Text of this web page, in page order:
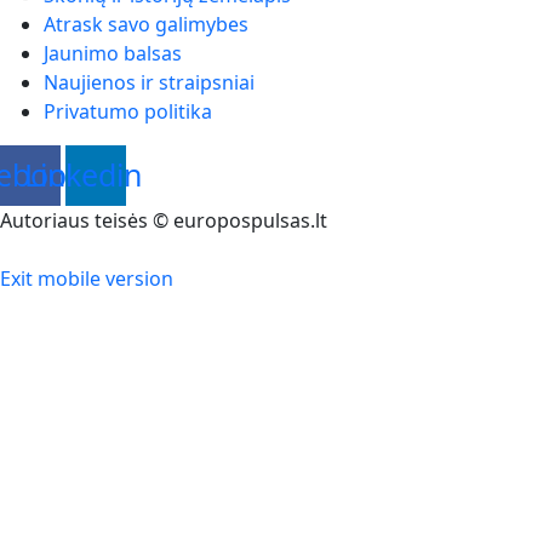
Atrask savo galimybes
Jaunimo balsas
Naujienos ir straipsniai
Privatumo politika
Linkedin
Autoriaus teisės © europospulsas.lt
Exit mobile version